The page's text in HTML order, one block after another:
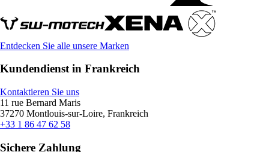
Entdecken Sie alle unsere Marken
Kundendienst in Frankreich
Kontaktieren Sie uns
11 rue Bernard Maris
37270 Montlouis-sur-Loire, Frankreich
+33 1 86 47 62 58
Sichere Zahlung